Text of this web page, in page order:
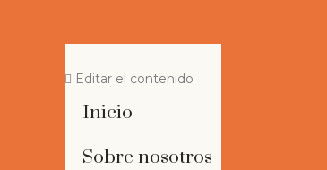
Editar el contenido
Inicio
Sobre nosotros